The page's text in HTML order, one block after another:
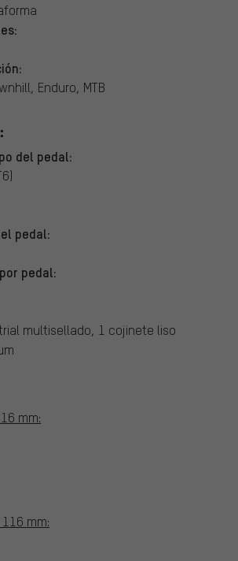
Enduro, MTB
del pedal:
pedal:
pedal:
multisellado, 1 cojinete liso
mm:
mm: